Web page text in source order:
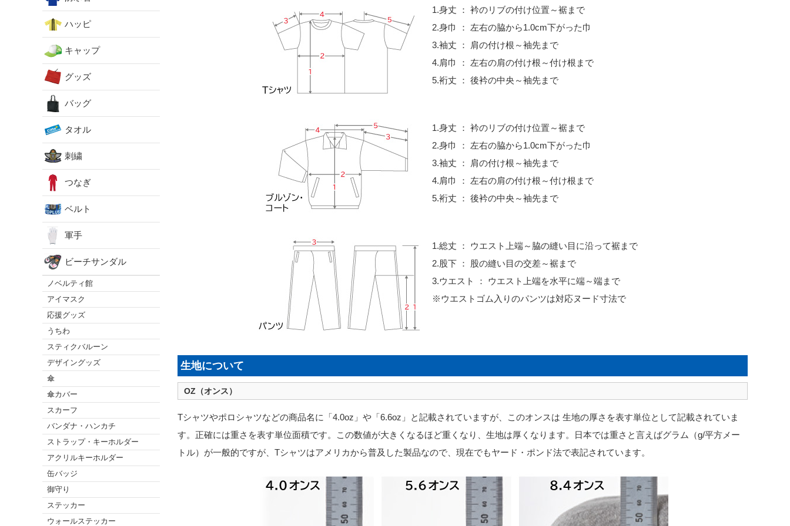
ハッピ
キャップ
グッズ
バッグ
タオル
刺繍
つなぎ
ベルト
軍手
ビーチサンダル
ノベルティ館
アイマスク
応援グッズ
うちわ
スティクバルーン
デザイングッズ
傘
傘カバー
スカーフ
バンダナ・ハンカチ
ストラップ・キーホルダー
アクリルキーホルダー
缶バッジ
御守り
ステッカー
ウォールステッカー
1.身丈 ： 衿のリブの付け位置～裾まで
2.身巾 ： 左右の脇から1.0cm下がった巾
3.袖丈 ： 肩の付け根～袖先まで
4.肩巾 ： 左右の肩の付け根～付け根まで
5.裄丈 ： 後衿の中央～袖先まで
1.身丈 ： 衿のリブの付け位置～裾まで
2.身巾 ： 左右の脇から1.0cm下がった巾
3.袖丈 ： 肩の付け根～袖先まで
4.肩巾 ： 左右の肩の付け根～付け根まで
5.裄丈 ： 後衿の中央～袖先まで
1.総丈 ： ウエスト上端～脇の縫い目に沿って裾まで
2.股下 ： 股の縫い目の交差～裾まで
3.ウエスト ： ウエスト上端を水平に端～端まで
※ウエストゴム入りのパンツは対応ヌード寸法で
生地について
OZ（オンス）
Tシャツやポロシャツなどの商品名に「4.0oz」や「6.6oz」と記載されていますが、このオンスは 生地の厚さを表す単位として記載されていま
す。正確には重さを表す単位面積です。この数値が大きくなるほど重くなり、生地は厚くなります。日本では重さと言えばグラム（g/平方メー
トル）が一般的ですが、Tシャツはアメリカから普及した製品なので、現在でもヤード・ポンド法で表記されています。